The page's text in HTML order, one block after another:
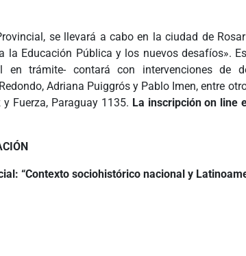
se llevará a cabo en la ciudad de
la Educación Pública y los nuevos desafíos».
en trámite- contará con intervenciones de
Adriana Puiggrós y Pablo Imen, entre
Fuerza, Paraguay 1135. La inscripción on line
“Contexto sociohistórico nacional y